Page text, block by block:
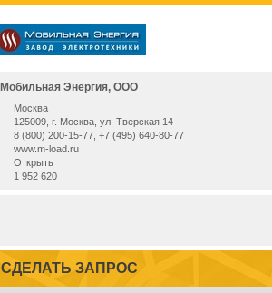
Мобильная Энергия, ООО
Москва
125009, г. Москва, ул. Тверская 14
8 (800) 200-15-77, +7 (495) 640-80-77
www.m-load.ru
Открыть
1 952 620
СДЕЛАТЬ ЗАПРОС